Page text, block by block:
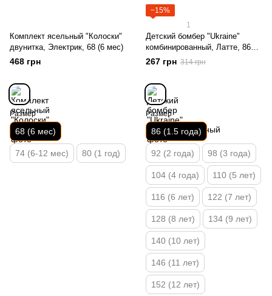
Комплект ясельный "Колоски"
двунитка, Электрик, 68 (6 мес)
468 грн
Размер
68 (6 мес)
74 (6-12 мес) 80 (1 год)
−15%
1
Детский бомбер "Ukraine"
комбинированный, Латте, 86
(1.5 года)
267 грн 314 грн
Размер
86 (1.5 года)
92 (2 года) 98 (3 года)
104 (4 года) 110 (5 лет)
116 (6 лет) 122 (7 лет)
128 (8 лет) 134 (9 лет)
140 (10 лет)
146 (11 лет)
152 (12 лет)